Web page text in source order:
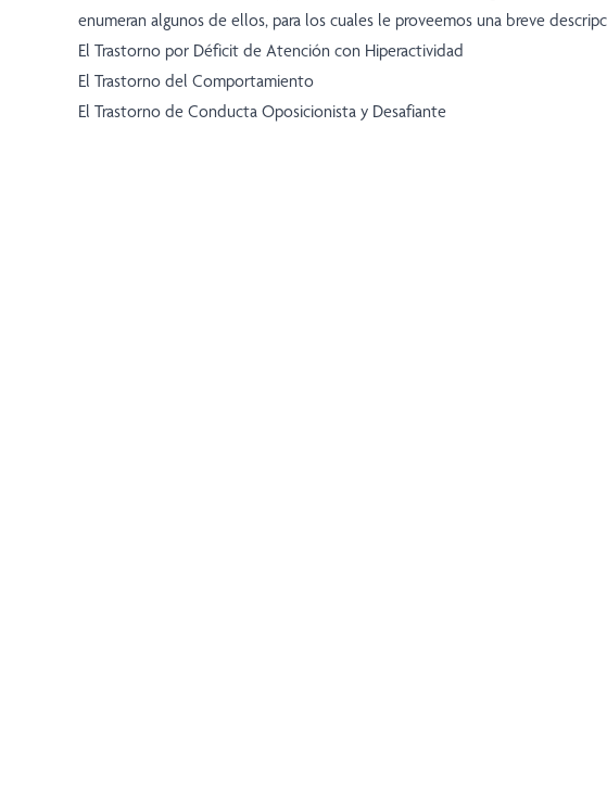
enumeran algunos de ellos, para los cuales le proveemos una breve
El Trastorno por Déficit de Atención con Hiperactividad
El Trastorno del Comportamiento
El Trastorno de Conducta Oposicionista y Desafiante